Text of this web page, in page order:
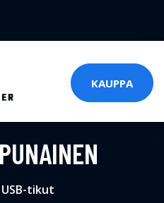
KAUPPA
USB-tikut